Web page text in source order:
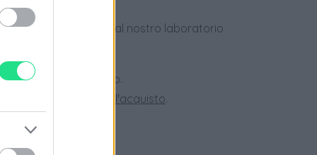
usati, verificati dal nostro laboratorio
28 giorni.
superiori a 150 euro.
Guida all'acquisto.